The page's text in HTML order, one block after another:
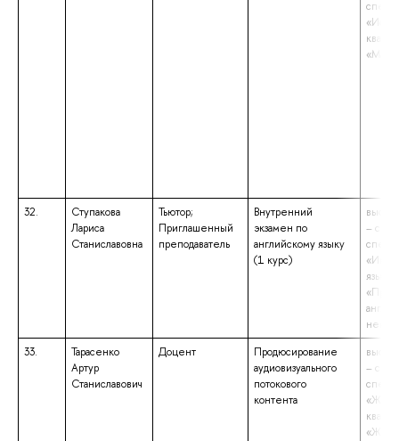
32.
Ступакова
Лариса
Станиславовна
Тьютор;
Приглашенный
преподаватель
Внутренний
экзамен по
английскому языку
(1 курс)
–
33.
Тарасенко
Артур
Станиславович
Доцент
Продюсирование
аудиовизуального
потокового
контента
–